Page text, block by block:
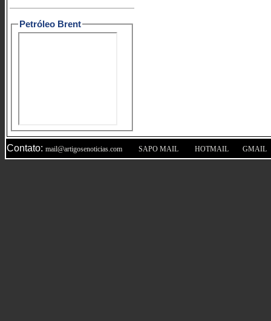
Petróleo Brent
Contato: mail@artigosenoticias.com SAPO MAIL HOTMAIL GMAIL